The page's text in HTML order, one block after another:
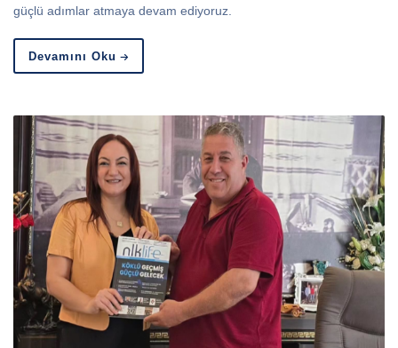
güçlü adımlar atmaya devam ediyoruz.
Devamını Oku